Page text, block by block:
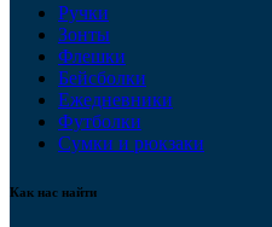
Ручки
Зонты
Флешки
Бейсболки
Ежедневники
Футболки
Сумки и рюкзаки
Как нас найти